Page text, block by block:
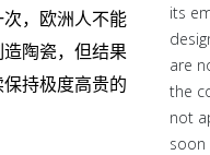
，欧洲人不能
陶瓷，但结果
持极度高贵的
its
are
the
not
soon